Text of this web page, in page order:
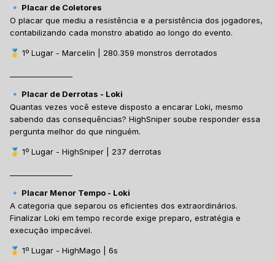
🔹 Placar de Coletores
O placar que mediu a resistência e a persistência dos jogadores,
contabilizando cada monstro abatido ao longo do evento.
🥇 1º Lugar - Marcelin | 280.359 monstros derrotados
🔹 Placar de Derrotas - Loki
Quantas vezes você esteve disposto a encarar Loki, mesmo
sabendo das consequências? HighSniper soube responder essa
pergunta melhor do que ninguém.
🥇 1º Lugar - HighSniper | 237 derrotas
🔹 Placar Menor Tempo - Loki
A categoria que separou os eficientes dos extraordinários.
Finalizar Loki em tempo recorde exige preparo, estratégia e
execução impecável.
🥇 1º Lugar - HighMago | 6s